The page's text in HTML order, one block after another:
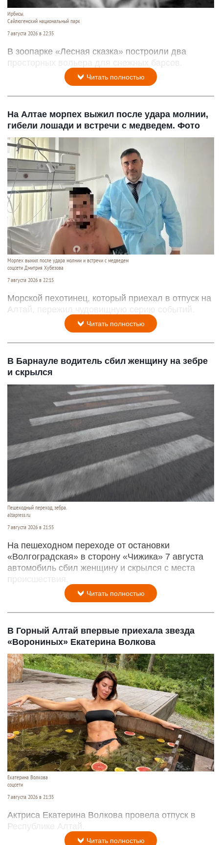
Ирбисы.
Сайлюгемский национальный парк
7 августа 2026 в 22:35
В зоопарке «Лесная сказка» построили два
просторных вольера для снежных барсов.
Читать полностью
На Алтае морпех выжил после удара молнии,
гибели лошади и встречи с медведем. Фото
Морпех выжил после удара молнии и встречи с медведем
соцсети Дмитрия Хубезова
7 августа 2026 в 22:15
Морской пехотинец, который приехал в отпуск на
Алтай, пережил чудовищную серию событий.
Читать полностью
В Барнауле водитель сбил женщину на зебре
и скрылся
Пешеходный переход, зебра.
altapress.ru
7 августа 2026 в 21:55
На пешеходном переходе от остановки
«Волгоградская» в сторону «Чижика» 7 августа
автомобиль сбил женщину и скрылся с места
происшествия.
Читать полностью
В Горный Алтай впервые приехала звезда
«Ворониных» Екатерина Волкова
Екатерина Волкова
соцсети
7 августа 2026 в 21:35
Актриса Екатерина Волкова провела отпуск в
Республике Алтай.
Читать полностью